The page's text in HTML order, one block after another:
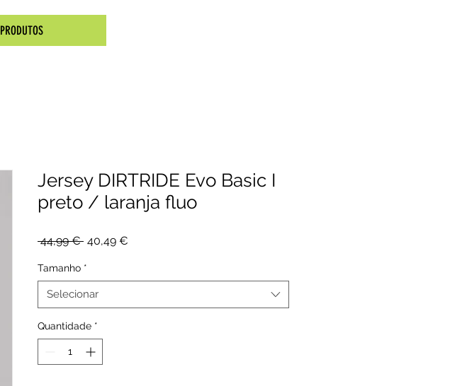
PRODUTOS
Jersey DIRTRIDE Evo Basic I
preto / laranja fluo
44,99 € Preço
40,49 €
Tamanho *
Selecionar
Quantidade *